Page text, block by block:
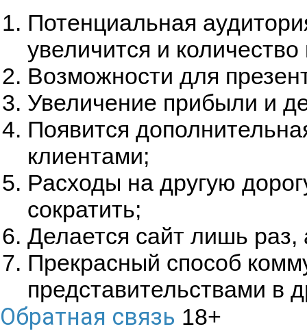
Потенциальная
увеличится и количество
Возможности для
Увеличение прибыли и
Появится
клиентами;
Расходы на другую
сократить;
Делается сайт лишь
Прекрасный способ
представительствами в
Обратная связь 18+